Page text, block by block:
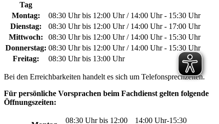
Tag
Montag:
08:30 Uhr bis 12:00 Uhr / 14:00 Uhr - 15:30 Uhr
Dienstag:
08:30 Uhr bis 12:00 Uhr / 14:00 Uhr - 17:00 Uhr
Mittwoch:
08:30 Uhr bis 12:00 Uhr / 14:00 Uhr - 15:30 Uhr
Donnerstag: 08:30 Uhr bis 12:00 Uhr / 14:00 Uhr - 15:30 Uhr
Freitag:
08:30 Uhr bis 13:00 Uhr
Bei den Erreichbarkeiten handelt es sich um Telefonsprechzeiten.
Für persönliche Vorsprachen beim Fachdienst gelten folgende
Öffnungszeiten:
08:30 Uhr bis 12:00
14:00 Uhr-15:30